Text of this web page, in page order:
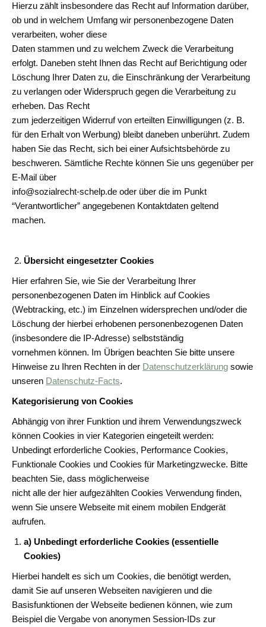
Hierzu zählt insbesondere das Recht auf Information darüber,
ob und in welchem Umfang wir personenbezogene Daten
verarbeiten, woher diese
Daten stammen und zu welchem Zweck die Verarbeitung
erfolgt. Daneben steht Ihnen das Recht auf Berichtigung oder
Löschung Ihrer Daten zu, die Einschränkung der Verarbeitung
zu verlangen oder Widerspruch gegen die Verarbeitung zu
erheben. Das Recht
zum jederzeitigen Widerruf von erteilten Einwilligungen (z. B.
für den Erhalt von Werbung) bleibt daneben unberührt. Zudem
haben Sie das Recht, sich bei einer Aufsichtsbehörde zu
beschweren. Sämtliche Rechte können Sie uns gegenüber per
E-Mail über
info@sozialrecht-schelp.de oder über die im Punkt
“Verantwortlicher” angegebenen Kontaktdaten geltend
machen.
Übersicht eingesetzter Cookies
Hier erfahren Sie, wie Sie der Verarbeitung Ihrer
personenbezogenen Daten im Hinblick auf Cookies
(Webtracking, etc.) im Einzelnen widersprechen und/oder die
Löschung der hierbei erhobenen personenbezogenen Daten
(insbesondere die IP-Adresse) selbstständig
vornehmen können. Im Übrigen beachten Sie bitte unsere
Hinweise zu Ihren Rechten in der Datenschutzerklärung sowie
unseren Datenschutz-Facts.
Kategorisierung von Cookies
Abhängig von ihrer Funktion und ihrem Verwendungszweck
können Cookies in vier Kategorien eingeteilt werden:
Unbedingt erforderliche Cookies, Performance Cookies,
Funktionale Cookies und Cookies für Marketingzwecke. Bitte
beachten Sie, dass möglicherweise
nicht alle der hier aufgezählten Cookies Verwendung finden,
wenn Sie unsere Webseite mit einem mobilen Endgerät
aufrufen.
a) Unbedingt erforderliche Cookies (essentielle
Cookies)
Hierbei handelt es sich um Cookies, die benötigt werden,
damit Sie auf unseren Webseiten navigieren und die
Basisfunktionen der Webseite bedienen können, wie zum
Beispiel die Vergabe von anonymen Session-IDs zur